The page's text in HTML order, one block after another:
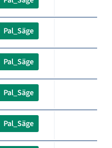
Pal_Säge
Pal_Säge
Pal_Säge
Pal_Säge